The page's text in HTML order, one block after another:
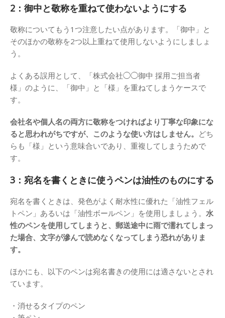
2：御中と敬称を重ねて使わないようにする
敬称についてもう1つ注意したい点があります。「御中」と
そのほかの敬称を2つ以上重ねて使用しないようにしましょ
う。
よくある誤用として、「株式会社◯◯御中 採用ご担当者
様」のように、「御中」と「様」を重ねてしまうケースで
す。
会社名や個人名の両方に敬称をつければより丁寧な印象にな
ると思われがちですが、このような使い方はしません。 どち
らも「様」という意味合いであり、重複してしまうためで
す。
3：宛名を書くときに使うペンは油性のものにする
宛名を書くときは、発色がよく耐水性に優れた「油性フェル
トペン」あるいは「油性ボールペン」を使用しましょう。 水
性のペンを使用してしまうと、郵送途中に雨で濡れてしまっ
た場合、文字が滲んで読めなくなってしまう恐れがありま
す。
ほかにも、以下のペンは宛名書きの使用には適さないとされ
ています。
・消せるタイプのペン